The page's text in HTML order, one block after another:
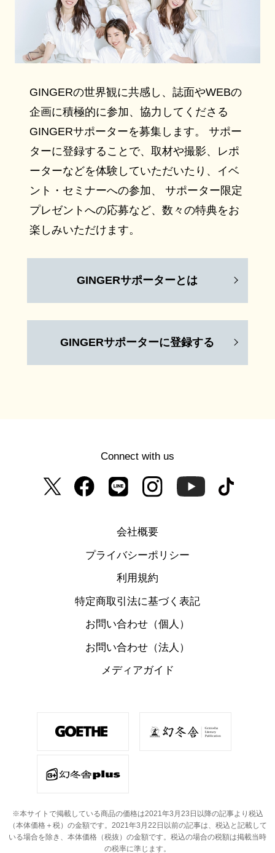
GINGERの世界観に共感し、誌面やWEBの
企画に積極的に参加、協力してくださる
GINGERサポーターを募集します。 サポー
ターに登録することで、取材や撮影、レポ
ーターなどを体験していただいたり、イベ
ント・セミナーへの参加、 サポーター限定
プレゼントへの応募など、数々の特典をお
楽しみいただけます。
GINGERサポーターとは
GINGERサポーターに登録する
Connect with us
会社概要
プライバシーポリシー
利用規約
特定商取引法に基づく表記
お問い合わせ（個人）
お問い合わせ（法人）
メディアガイド
※本サイトで掲載している商品の価格は2021年3月23日以降の記事より税込
（本体価格＋税）の金額です。 2021年3月22日以前の記事は、税込と記載して
いる場合を除き、本体価格（税抜）の金額です。 税込の場合の税額は掲載当時
の税率に準じます。